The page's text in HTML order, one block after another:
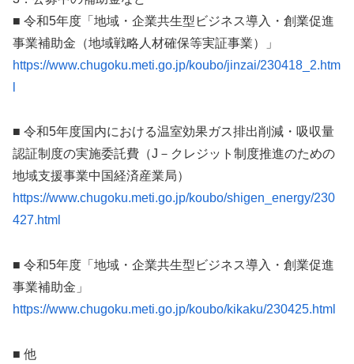
■ 令和5年度「地域・企業共生型ビジネス導入・創業促進
事業補助金（地域戦略人材確保等実証事業）」
https://www.chugoku.meti.go.jp/koubo/jinzai/230418_2.htm
■ 令和5年度国内における温室効果ガス排出削減・吸収量
認証制度の実施委託費（J－クレジット制度推進のための
地域支援事業中国経済産業局）
https://www.chugoku.meti.go.jp/koubo/shigen_energy/230
427.html
■ 令和5年度「地域・企業共生型ビジネス導入・創業促進
事業補助金」
https://www.chugoku.meti.go.jp/koubo/kikaku/230425.html
■ 他